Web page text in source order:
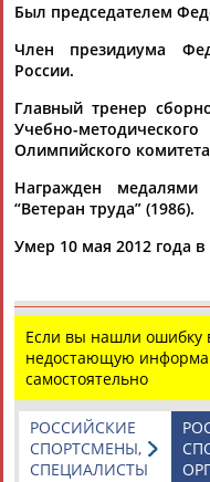
Каримжан
Аделя
Рамазан
АБДУЛАЕВ
Тагир
Был председателем
Член президиума
России.
Главный тренер
Учебно-
Олимпийского
Награжден медалями
“Ветеран труда” (1986).
Умер 10 мая 2012 года
Если вы нашли ошибку
недостающую
самостоятельно
РОССИЙСКИЕ
СПОРТСМЕНЫ,
СПЕЦИАЛИСТЫ